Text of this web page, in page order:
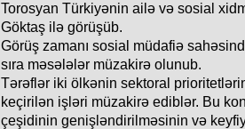
Torosyan Türkiyənin ailə və sosial
Göktaş ilə görüşüb.
Görüş zamanı sosial müdafiə
sıra məsələlər müzakirə olunub.
Tərəflər iki ölkənin sektoral
keçirilən işləri müzakirə ediblər. Bu
çeşidinin genişləndirilməsinin və